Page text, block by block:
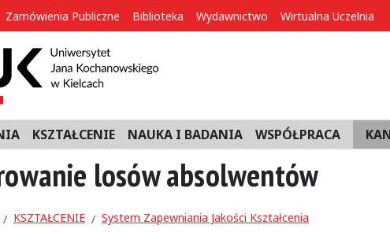
Zamówienia Publiczne Biblioteka Wydawnictwo Wirtualna Uczelnia
KSZTAŁCENIE NAUKA I BADANIA WSPÓŁPRACA
losów absolwentów
KSZTAŁCENIE
System Zapewniania Jakości Kształcenia